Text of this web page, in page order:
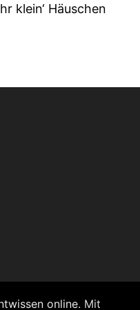
klein‘ Häuschen
online. Mit